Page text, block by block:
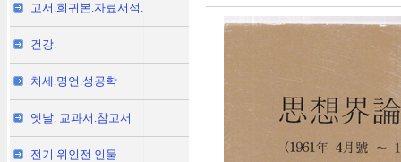
고서.희귀본.자료서적.
건강.
처세.명언.성공학
옛날. 교과서.참고서
전기.위인전.인물